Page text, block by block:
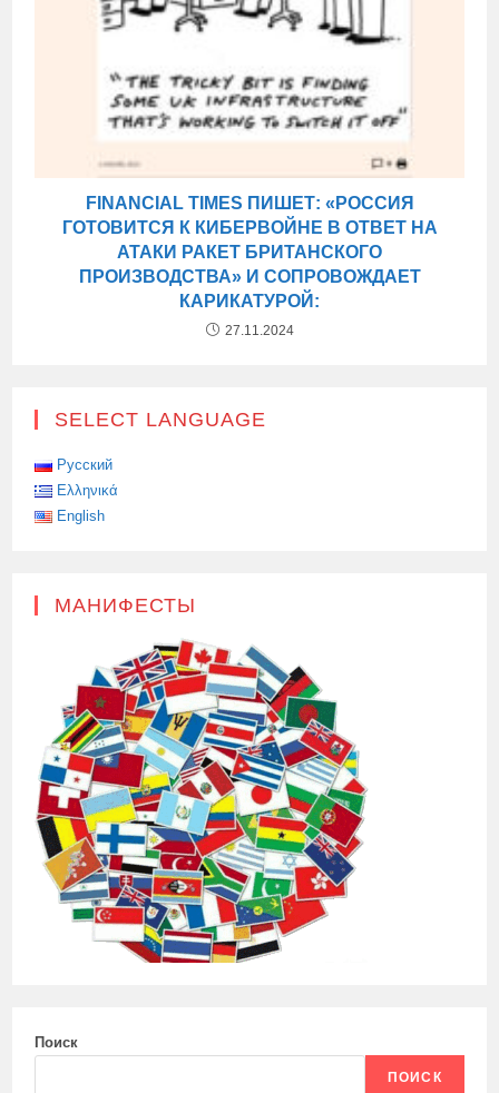
FINANCIAL TIMES ПИШЕТ: «РОССИЯ
ГОТОВИТСЯ К КИБЕРВОЙНЕ В ОТВЕТ НА
АТАКИ РАКЕТ БРИТАНСКОГО
ПРОИЗВОДСТВА» И СОПРОВОЖДАЕТ
КАРИКАТУРОЙ:
27.11.2024
SELECT LANGUAGE
Русский
Ελληνικά
English
МАНИФЕСТЫ
Поиск
ПОИСК